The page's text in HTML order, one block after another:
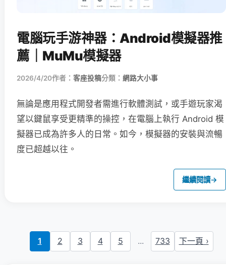
電腦玩手游神器：Android模擬器推
薦｜MuMu模擬器
2026/4/20作者： 客座投稿分類： 網路大小事
無論是應用程式開發者需進行軟體測試，或手遊玩家渴
望以鍵鼠享受更精準的操控，在電腦上執行 Android 模
擬器已成為許多人的日常。如今，模擬器的安裝與流暢
度已超越以往。
繼續閱讀→
1 2 3 4 5 ... 733 下一頁 ›